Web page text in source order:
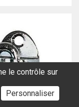
le contrôle sur
Personnaliser